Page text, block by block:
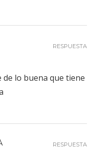
de lo buena que tiene
RESPUESTA
RESPUESTA